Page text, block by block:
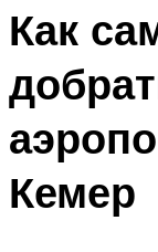
Как
Кемер